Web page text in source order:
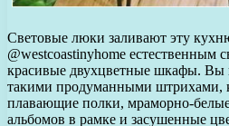
Световые люки заливают эту
@westcoastinyhome естественным
красивые двухцветные шкафы. Вы
такими продуманными штрихами,
плавающие полки, мраморно-
альбомов в рамке и засушенные